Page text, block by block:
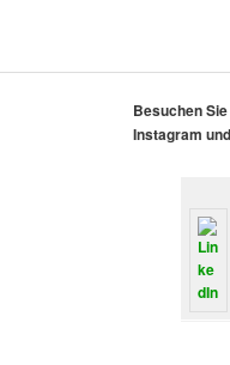
Besuchen
Instagram